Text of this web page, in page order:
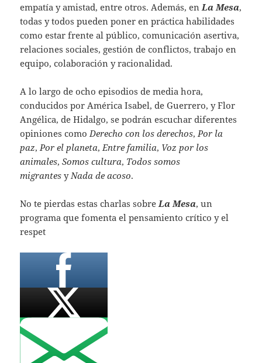
empatía y amistad, entre otros. Además, en La Mesa,
todas y todos pueden poner en práctica habilidades
como estar frente al público, comunicación asertiva,
relaciones sociales, gestión de conflictos, trabajo en
equipo, colaboración y racionalidad.
A lo largo de ocho episodios de media hora,
conducidos por América Isabel, de Guerrero, y Flor
Angélica, de Hidalgo, se podrán escuchar diferentes
opiniones como Derecho con los derechos, Por la
paz, Por el planeta, Entre familia, Voz por los
animales,Somos cultura, Todos somos
migrantes y Nada de acoso.
No te pierdas estas charlas sobre La Mesa, un
programa que fomenta el pensamiento crítico y el
respet